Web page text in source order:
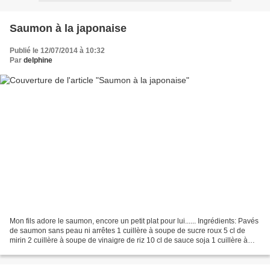
Saumon à la japonaise
Publié le 12/07/2014 à 10:32
Par delphine
Mon fils adore le saumon, encore un petit plat pour lui...... Ingrédients: Pavés
de saumon sans peau ni arrêtes 1 cuillère à soupe de sucre roux 5 cl de
mirin 2 cuillère à soupe de vinaigre de riz 10 cl de sauce soja 1 cuillère à